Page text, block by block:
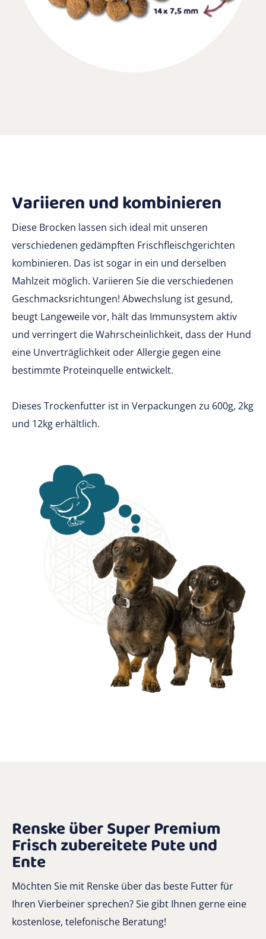
Variieren und kombinieren
Diese Brocken lassen sich ideal mit unseren
verschiedenen gedämpften Frischfleischgerichten
kombinieren. Das ist sogar in ein und derselben
Mahlzeit möglich. Variieren Sie die verschiedenen
Geschmacksrichtungen! Abwechslung ist gesund,
beugt Langeweile vor, hält das Immunsystem aktiv
und verringert die Wahrscheinlichkeit, dass der Hund
eine Unverträglichkeit oder Allergie gegen eine
bestimmte Proteinquelle entwickelt.
Dieses Trockenfutter ist in Verpackungen zu 600g, 2kg
und 12kg erhältlich.
Renske über Super Premium
Frisch zubereitete Pute und
Ente
Möchten Sie mit Renske über das beste Futter für
Ihren Vierbeiner sprechen? Sie gibt Ihnen gerne eine
kostenlose, telefonische Beratung!